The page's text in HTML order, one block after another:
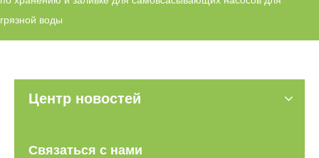
грязной воды
Центр новостей
Связаться с нами